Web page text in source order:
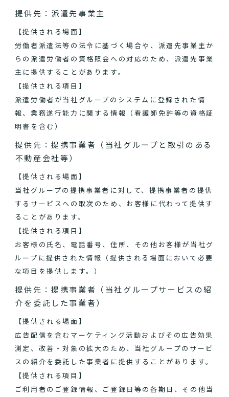
提供先：派遣先事業主
【提供される場面】
労働者派遣法等の法令に基づく場合や、派遣先事業主か
らの派遣労働者の資格照会への対応のため、派遣先事業
主に提供することがあります。
【提供される項目】
派遣労働者が当社グループのシステムに登録された情
報、業務遂行能力に関する情報（看護師免許等の資格証
明書を含む）
提供先：提携事業者（当社グループと取引のある
不動産会社等）
【提供される場面】
当社グループの提携事業者に対して、提携事業者の提供
するサービスへの取次のため、お客様に代わって提供す
ることがあります。
【提供される項目】
お客様の氏名、電話番号、住所、その他お客様が当社グ
ループに提供された情報（提供される場面において必要
な項目を提供します。）
提供先：提携事業者（当社グループサービスの紹
介を委託した事業者）
【提供される場面】
広告配信を含むマーケティング活動およびその広告効果
測定、改善・対象の拡大のため、当社グループのサービ
スの紹介を委託した事業者に提供することがあります。
【提供される項目】
ご利用者のご登録情報、ご登録日等の各期日、その他当